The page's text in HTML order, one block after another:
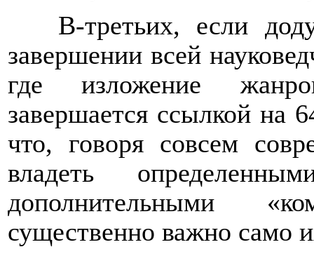
В-третьих, если
завершении всей
где изложение
завершается ссылкой на
что, говоря совсем
владеть
дополнительными
существенно важно само